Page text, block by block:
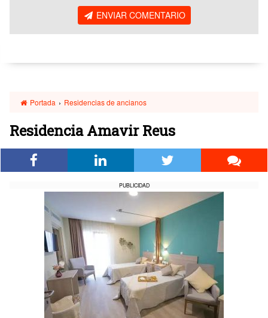
ENVIAR COMENTARIO
Portada › Residencias de ancianos
Residencia Amavir Reus
PUBLICIDAD